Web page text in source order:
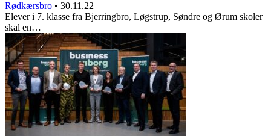
Rødkærsbro • 30.11.22
Elever i 7. klasse fra Bjerringbro, Løgstrup, Søndre og Ørum skoler
skal en…